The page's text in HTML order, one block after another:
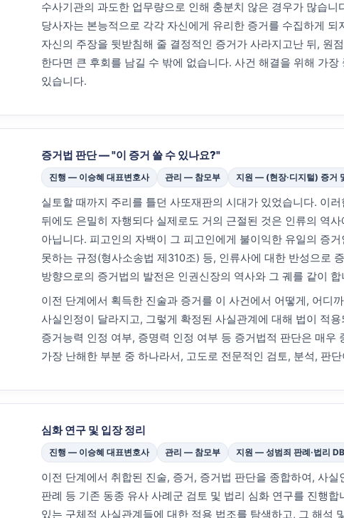
수사기관의 과도한 업무량으로 인해 충분치 않은 경우가 많습니
당사자는 본능적으로 각각 자신에게 유리한 증거를 수집하게 되
자신의 주장을 뒷받침해 줄 결정적인 증거가 사라지고난 뒤, 원
한다면 큰 후회를 남길 수 밖에 없습니다. 사건 해결을 위해 가
있습니다.
증거법 판단 — "이 증거 쓸 수 있나요?"
진행 — 이승혜 대표변호사 관리 — 참모부 지원 — (현장·디지털) 증거
실토할 때까지 주리를 틀던 사또재판의 시대가 있었습니다. 이
뒤에도 은밀히 자행되다 실제로도 거의 근절된 것은 인류의 역
아닙니다. 피고인의 자백이 그 피고인에게 불이익한 유일의 증
못하는 규정(형사소송법 제310조) 등, 인류사에 대한 반성으로
방향으로의 증거법의 발전은 인권신장의 역사와 그 궤를 같이 합
이전 단계에서 획득한 진술과 증거를 이 사건에서 어떻게, 어디
사실인정이 달라지고, 그렇게 확정된 사실관계에 대해 법이 적
증거능력 인정 여부, 증명력 인정 여부 등 증거법적 판단은 매우
가장 난해한 부분 중 하나라서, 고도로 전문적인 검토, 분석, 판
심화 연구 및 입장 정리
진행 — 이승혜 대표변호사 관리 — 참모부 지원 — 성범죄 판례·법리
이전 단계에서 취합된 진술, 증거, 증거법 판단을 종합하여, 사
판례 등 기존 동종 유사 사례군 검토 및 법리 심화 연구를 진행
있는 구체적 사실관계들에 대한 적용 법조를 탐색하고, 그 해석